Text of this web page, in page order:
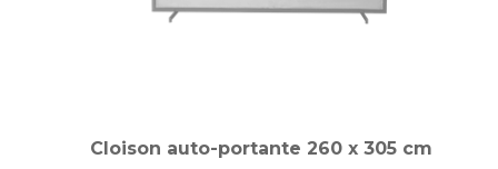
Cloison auto-portante 260 x 305 cm